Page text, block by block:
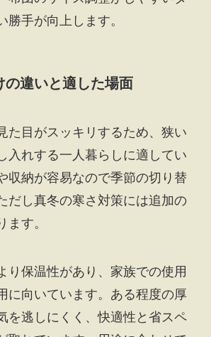
勝手が向上します。
の違いと適した場面
た目がスッキリするため、狭い
入れする一人暮らしに適してい
収納が容易なので季節の切り替
だし真冬の寒さ対策には追加の
ます。
り保温性があり、家族での使用
に向いています。ある程度の厚
を逃しにくく、快適性と省スペ